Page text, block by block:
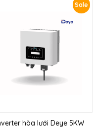
Sale
hòa lưới Deye 5KW